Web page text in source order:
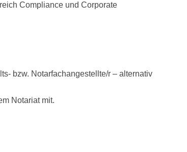
Compliance und Corporate
bzw. Notarfachangestellte/r – alternativ
Notariat mit.